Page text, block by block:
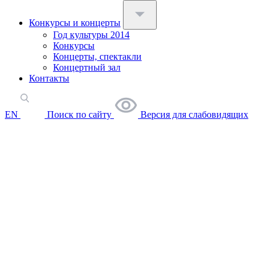
Конкурсы и концерты
Год культуры 2014
Конкурсы
Концерты, спектакли
Концертный зал
Контакты
EN Поиск по сайту Версия для слабовидящих